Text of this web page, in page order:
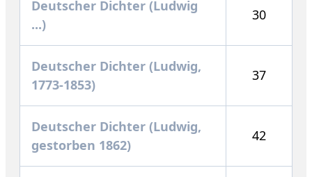
Deutscher Dichter (Ludwig
...)
30
Deutscher Dichter (Ludwig,
1773-1853)
37
Deutscher Dichter (Ludwig,
gestorben 1862)
42